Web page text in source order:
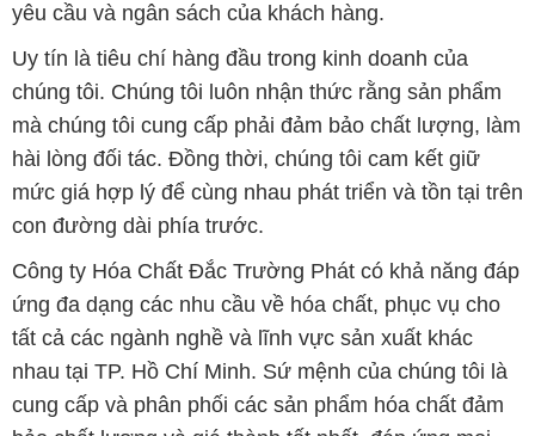
yêu cầu và ngân sách của khách hàng.
Uy tín là tiêu chí hàng đầu trong kinh doanh của
chúng tôi. Chúng tôi luôn nhận thức rằng sản phẩm
mà chúng tôi cung cấp phải đảm bảo chất lượng, làm
hài lòng đối tác. Đồng thời, chúng tôi cam kết giữ
mức giá hợp lý để cùng nhau phát triển và tồn tại trên
con đường dài phía trước.
Công ty Hóa Chất Đắc Trường Phát có khả năng đáp
ứng đa dạng các nhu cầu về hóa chất, phục vụ cho
tất cả các ngành nghề và lĩnh vực sản xuất khác
nhau tại TP. Hồ Chí Minh. Sứ mệnh của chúng tôi là
cung cấp và phân phối các sản phẩm hóa chất đảm